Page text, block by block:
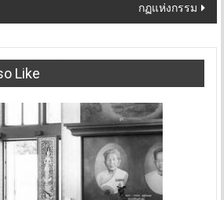
กฏแห่งกรรม
Like